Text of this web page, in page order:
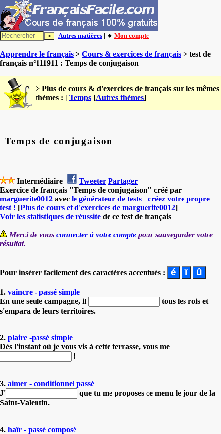
Autres matières | 🔸 Mon compte
Apprendre le français > Cours & exercices de français > test de
français n°111911 : Temps de conjugaison
> Plus de cours & d'exercices de français sur les mêmes
thèmes : | Temps [Autres thèmes]
Temps de conjugaison
Intermédiaire Tweeter Partager
Exercice de français "Temps de conjugaison" créé par
marguerite0012 avec le générateur de tests - créez votre propre
test ! [Plus de cours et d'exercices de marguerite0012]
Voir les statistiques de réussite de ce test de français
Merci de vous connecter à votre compte pour sauvegarder votre
résultat.
Pour insérer facilement des caractères accentués :
1. vaincre - passé simple
En une seule campagne, il
tous les rois et
s'empara de leurs territoires.
2. plaire -passé simple
Dès l'instant où je vous vis à cette terrasse, vous me
!
3. aimer - conditionnel passé
J'
que tu me proposes ce menu le jour de la
Saint-Valentin.
4. haïr - passé composé